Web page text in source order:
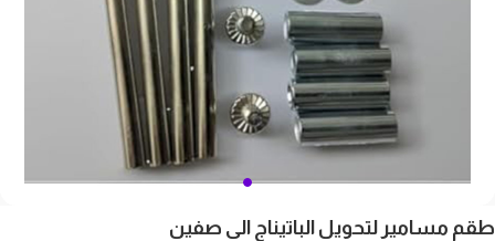
طقم مسامير لتحويل الباتيناج الى صفين